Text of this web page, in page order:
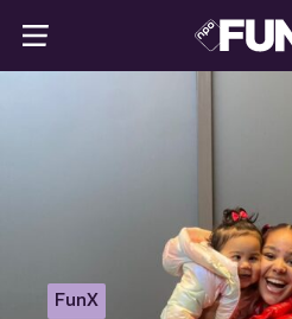
FunX